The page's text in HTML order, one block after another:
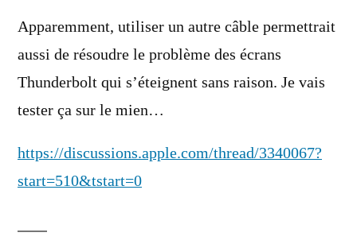
dit :
Apparemment, utiliser un autre câble permettrait
aussi de résoudre le problème des écrans
Thunderbolt qui s’éteignent sans raison. Je vais
tester ça sur le mien…
https://discussions.apple.com/thread/3340067?
start=510&tstart=0